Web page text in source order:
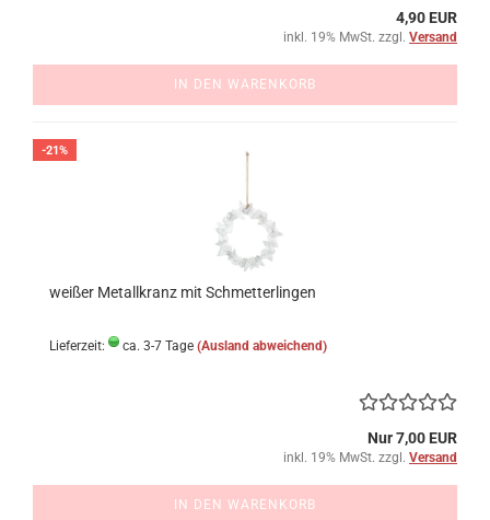
4,90 EUR
inkl. 19% MwSt. zzgl. Versand
IN DEN WARENKORB
-21%
weißer Metallkranz mit Schmetterlingen
Lieferzeit: ca. 3-7 Tage (Ausland abweichend)
Nur 7,00 EUR
inkl. 19% MwSt. zzgl. Versand
IN DEN WARENKORB